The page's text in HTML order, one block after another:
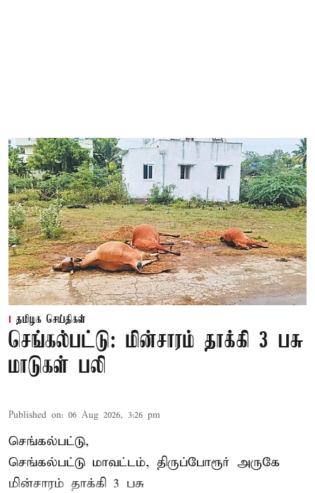
தமிழக செய்திகள்
செங்கல்பட்டு: மின்சாரம் தாக்கி 3 பசு
மாடுகள் பலி
Published on: 06 Aug 2026, 3:26 pm
செங்கல்பட்டு,
செங்கல்பட்டு மாவட்டம், திருப்போரூர் அருகே
மின்சாரம் தாக்கி 3 பசு